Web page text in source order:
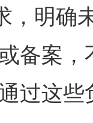
，明
备案
过这